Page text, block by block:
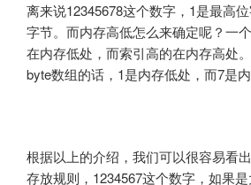
离来说12345678这个数字，1是最高
字节。而内存高低怎么来确定呢？一
在内存低处，而索引高的在内存高处
byte数组的话，1是内存低处，而7是内
根据以上的介绍，我们可以很容易看
存放规则，1234567这个数字，如果